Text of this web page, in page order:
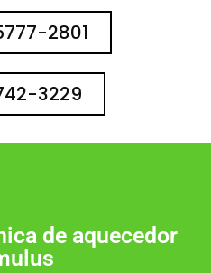
2801
3229
de aquecedor